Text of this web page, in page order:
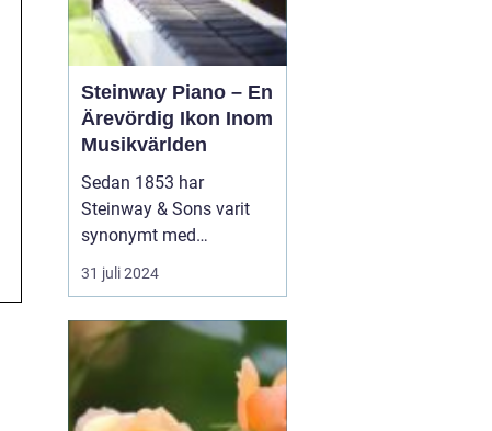
Steinway Piano – En
Ärevördig Ikon Inom
Musikvärlden
Sedan 1853 har
Steinway & Sons varit
synonymt med
enastående hantverk
och oöverträffad
pianovärlden. Steinway-
pianon är inte bara
musikinstrument utan
även konstverk skapade
31 juli 2024